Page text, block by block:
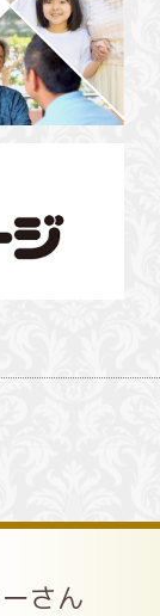
さん